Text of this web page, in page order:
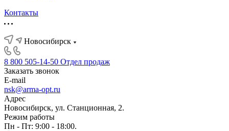
Контакты
Новосибирск
8 800 505-14-50 Отдел продаж
Заказать звонок
E-mail
nsk@arma-opt.ru
Адрес
Новосибирск, ул. Станционная, 2.
Режим работы
Пн - Пт: 9:00 - 18:00.